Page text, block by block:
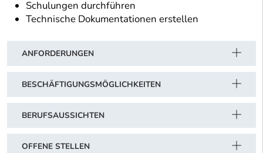
Schulungen durchführen
Technische Dokumentationen erstellen
ANFORDERUNGEN
BESCHÄFTIGUNGSMÖGLICHKEITEN
BERUFSAUSSICHTEN
OFFENE STELLEN